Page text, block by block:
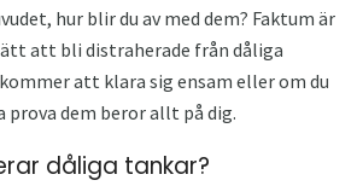
hur blir du av med dem? Faktum är
att bli distraherade från dåliga
att klara sig ensam eller om du
dem beror allt på dig.
dåliga tankar?